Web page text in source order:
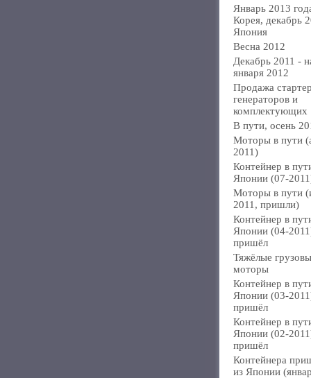
Январь 2013
Корея, декабрь
Япония
Весна 2012
Декабрь 2011 -
января 2012
Продажа
генераторов и
комплектующих
В пути, осень
Моторы в пути
2011)
Контейнер в
Японии (07-
Моторы в пути
2011, пришли)
Контейнер в
Японии (04-
пришёл
Тяжёлые
моторы
Контейнер в
Японии (03-
пришёл
Контейнер в
Японии (02-
пришёл
Контейнера
из Японии